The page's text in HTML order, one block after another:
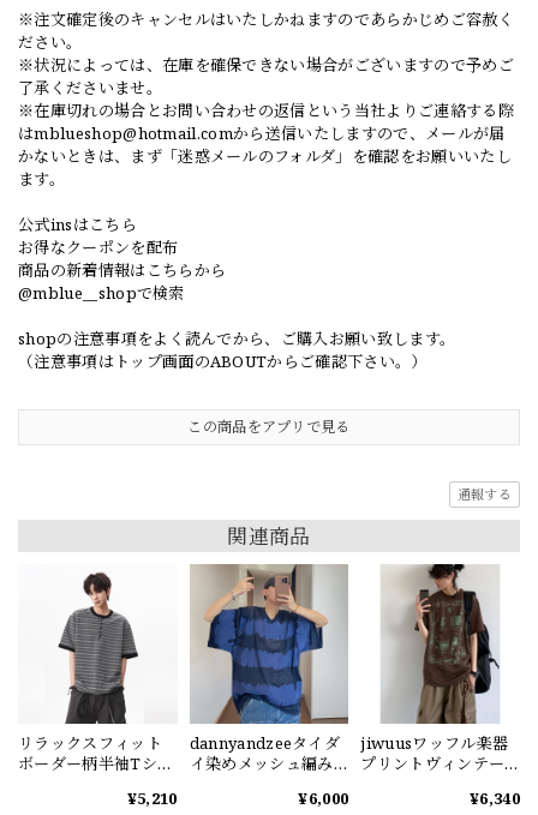
※注文確定後のキャンセルはいたしかねますのであらかじめご容赦く
ださい。
※状況によっては、在庫を確保できない場合がございますので予めご
了承くださいませ。
※在庫切れの場合とお問い合わせの返信という当社よりご連絡する際
はmblueshop@hotmail.comから送信いたしますので、メールが届
かないときは、まず「迷惑メールのフォルダ」を確認をお願いいたし
ます。
公式insはこちら
お得なクーポンを配布
商品の新着情報はこちらから
@mblue__shopで検索
shopの注意事項をよく読んでから、ご購入お願い致します。
（注意事項はトップ画面のABOUTからご確認下さい。）
この商品をアプリで見る
通報する
関連商品
リラックスフィット
ボーダー柄半袖Tシャ
¥5,210
dannyandzeeタイダ
イ染めメッシュ編みV
¥6,000
jiwuusワッフル楽器
プリントヴィンテー
¥6,340